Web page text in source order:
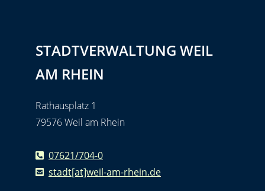
STADTVERWALTUNG WEIL
AM RHEIN
Rathausplatz 1
79576 Weil am Rhein
07621/704-0
stadt[at]weil-am-rhein.de